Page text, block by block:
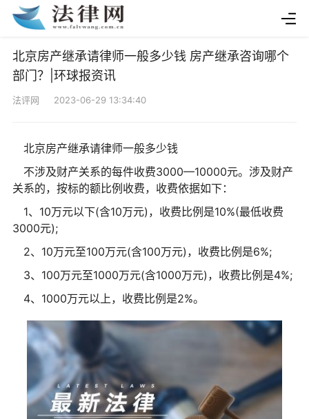
北京房产继承请律师一般多少钱 房产继承咨询哪个
部门？|环球报资讯
法评网 2023-06-29 13:34:40
北京房产继承请律师一般多少钱
不涉及财产关系的每件收费3000—10000元。涉及财产
关系的，按标的额比例收费，收费依据如下：
1、10万元以下(含10万元)，收费比例是10%(最低收费
3000元);
2、10万元至100万元(含100万元)，收费比例是6%;
3、100万元至1000万元(含1000万元)，收费比例是4%;
4、1000万元以上，收费比例是2%。